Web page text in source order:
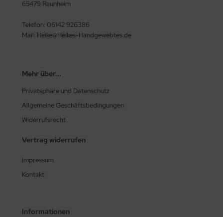
65479 Raunheim
Telefon: 06142 926386
Mail: Heike@Heikes-Handgewebtes.de
Mehr über...
Privatsphäre und Datenschutz
Allgemeine Geschäftsbedingungen
Widerrufsrecht
Vertrag widerrufen
Impressum
Kontakt
Informationen